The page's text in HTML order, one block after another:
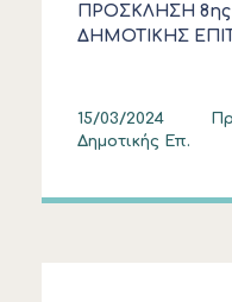
ΠΡΟΣΚΛΗΣΗ
ΔΗΜΟΤΙΚΗΣ
15/03/2024
Δημοτικής Επ.